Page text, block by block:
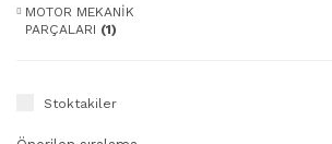
MOTOR MEKANİK
PARÇALARI (1)
Stoktakiler